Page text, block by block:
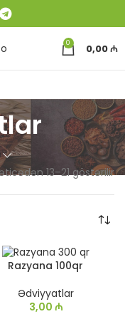
0 0,00₼
13–21 göstərilir
Razyana 100qr
Ədviyyatlar
3,00 ₼